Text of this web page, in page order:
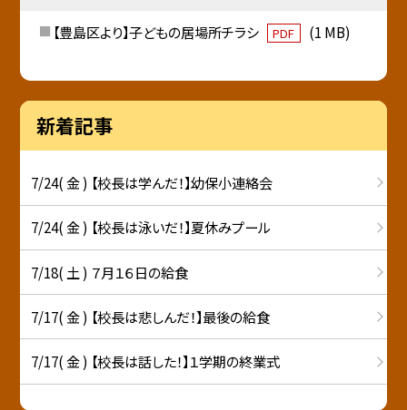
【豊島区より】子どもの居場所チラシ PDF (1 MB)
新着記事
7/24( 金 ) 【校長は学んだ！】幼保小連絡会
7/24( 金 ) 【校長は泳いだ！】夏休みプール
7/18( 土 ) ７月１６日の給食
7/17( 金 ) 【校長は悲しんだ！】最後の給食
7/17( 金 ) 【校長は話した！】１学期の終業式